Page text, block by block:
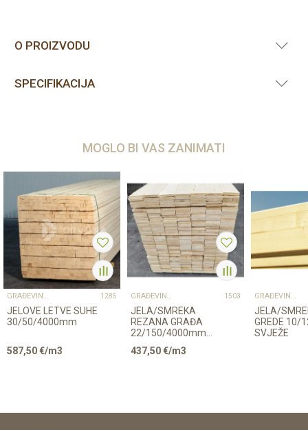
O PROIZVODU
SPECIFIKACIJA
MOGLO BI VAS ZANIMATI
GRAĐEVINSKA ROBA 1285
JELOVE LETVE SUHE
30/50/4000mm
587,50€/m3
GRAĐEVINSKA ROBA 1503
JELA/SMREKA
REZANA GRAĐA
22/150/4000mm
437,50€/m3
GRAĐEVINSKA ROBA
JELA/
GREDE 10/
SVJEŽE